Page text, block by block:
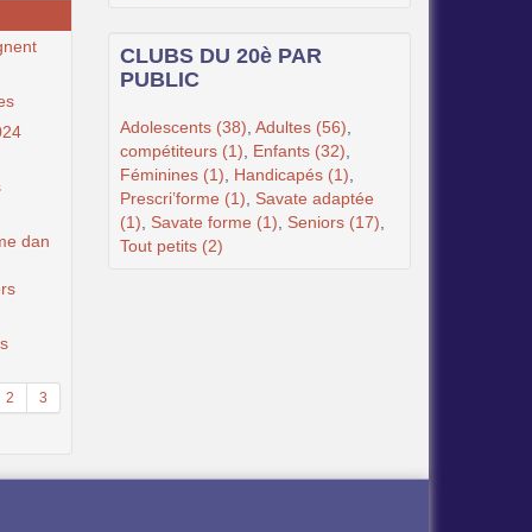
dan
2 3
CLUBS DU 20è PAR
PUBLIC
Adolescents (38) Adultes (56)
compétiteurs (1)
Enfants (32)
Féminines (1)
Handicapés (1)
Prescri’forme (1)
Savate adaptée
(1)
Savate forme (1) Seniors (17)
Tout petits (2)